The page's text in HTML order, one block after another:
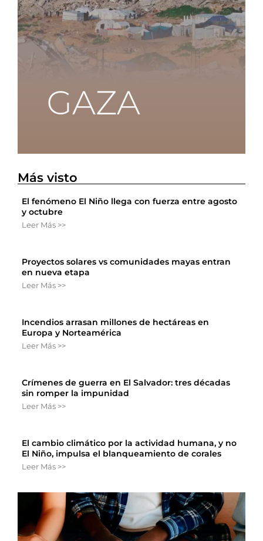
Más visto
El fenómeno El Niño llega con fuerza entre agosto
y octubre
Leer Más >>
Proyectos solares vs comunidades mayas entran
en nueva etapa
Leer Más >>
Incendios arrasan millones de hectáreas en
Europa y Norteamérica
Leer Más >>
Crímenes de guerra en El Salvador: tres décadas
sin romper la impunidad
Leer Más >>
El cambio climático por la actividad humana, y no
El Niño, impulsa el blanqueamiento de corales
Leer Más >>